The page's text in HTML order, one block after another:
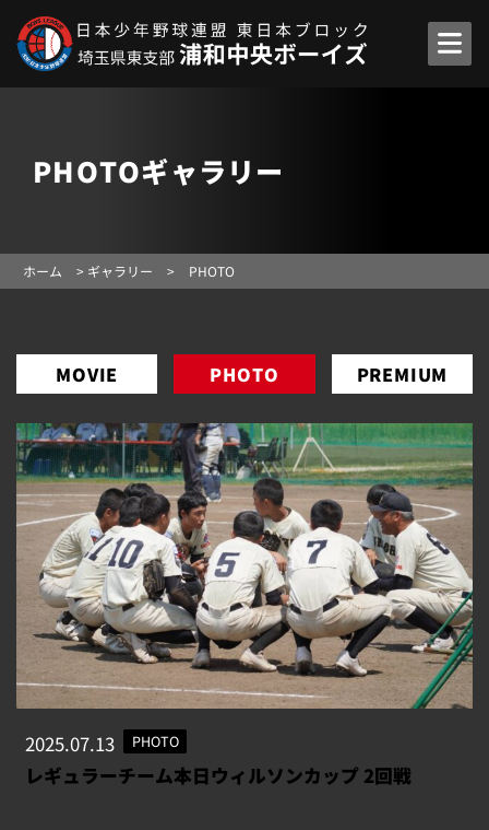
PHOTOギャラリー
ホーム > ギャラリー > PHOTO
MOVIE PHOTO PREMIUM
2025.07.13 PHOTO
レギュラーチーム本日ウィルソンカップ 2回戦